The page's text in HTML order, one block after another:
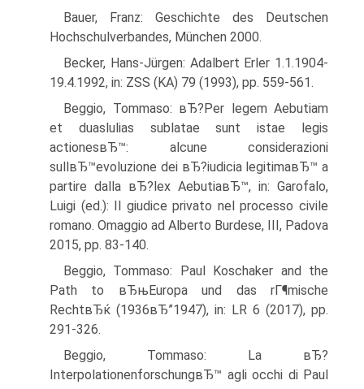
Bauer, Franz: Geschichte des Deutschen
Hochschulverbandes, München 2000.
Becker, Hans-Jürgen: Adalbert Erler 1.1.1904-
19.4.1992, in: ZSS (KA) 79 (1993), pp. 559-561.
Beggio, Tommaso: вЂ?Per legem Aebutiam
et duaslulias sublatae sunt istae legis
actionesвЂ™: alcune considerazioni
sullвЂ™evoluzione dei вЂ?iudicia legitimaвЂ™ a
partire dalla вЂ?lex AebutiaвЂ™, in: Garofalo,
Luigi (ed.): Il giudice privato nel processo civile
romano. Omaggio ad Alberto Burdese, III, Padova
2015, pp. 83-140.
Beggio, Tommaso: Paul Koschaker and the
Path to вЂњEuropa und das rГ¶mische
RechtвЂќ (1936вЂ”1947), in: LR 6 (2017), pp.
291-326.
Beggio, Tommaso: La вЂ?
InterpolationenforschungвЂ™ agli occhi di Paul